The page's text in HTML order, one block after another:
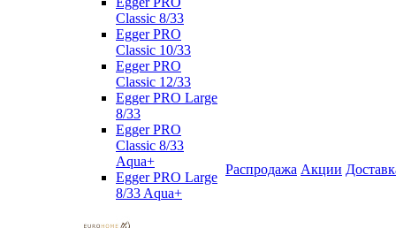
Classic 8/33
Egger PRO
Classic 10/33
Egger PRO
Classic 12/33
Egger PRO Large
8/33
Egger PRO
Classic 8/33
Aqua+
Egger PRO Large
8/33 Aqua+
Распродажа Акции